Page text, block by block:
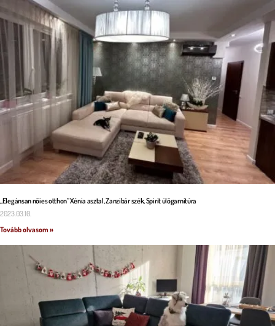
„Elegánsan nőies otthon” Xénia asztal, Zanzibár szék, Spirit ülőgarnitúra
2023.03.10.
Tovább olvasom »